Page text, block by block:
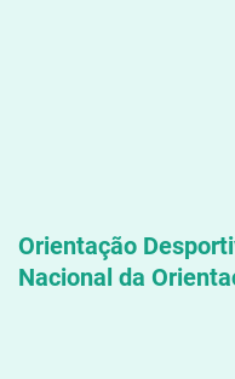
Orientação
Nacional da